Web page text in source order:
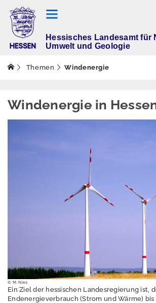
T
e
n
Elektromagnetisch
e
Geologie
Hessisches Landesamt für
Umwelt und Geologie
Themen Windenergie
Windenergie in
© M. Nies
Ein Ziel der hessischen Landesregierung ist,
Endenergieverbrauch (Strom und Wärme)